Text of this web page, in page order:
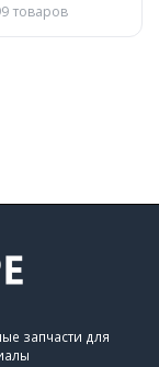
товаров
запчасти для